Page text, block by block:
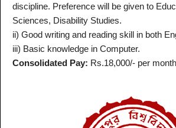
discipline. Preference will be given to
Sciences, Disability Studies.
ii) Good writing and reading skill in both
iii) Basic knowledge in Computer.
Consolidated Pay: Rs.18,000/- per